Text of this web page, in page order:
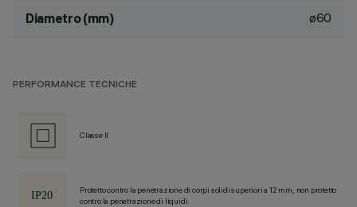
Diametro (mm) ø60
PERFORMANCE TECNICHE
Classe II
Protetto contro la penetrazione di corpi solidi superiori a 12 mm, non protetto
contro la penetrazione di liquidi.